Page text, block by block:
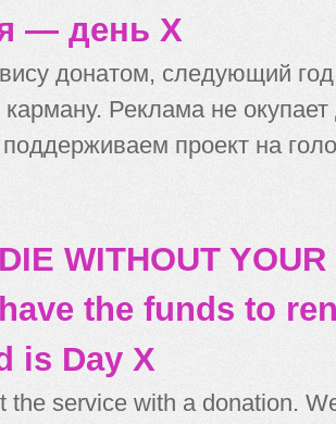
— день X
донатом, следующий
Реклама не
проект на
WITHOUT
the funds to
is Day X
the service with a donation.